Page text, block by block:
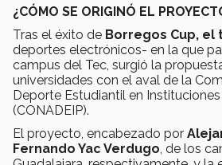
¿CÓMO SE ORIGINÓ EL
Tras el éxito de Borregos Cup, el
deportes electrónicos- en la que
campus del Tec, surgió la
universidades con el aval de la
Deporte Estudiantil en
(CONADEIP).
El proyecto, encabezado por
Fernando Yac Verdugo , de los